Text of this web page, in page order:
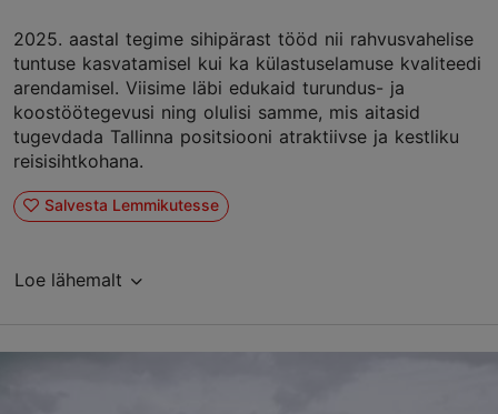
2025. aastal tegime sihipärast tööd nii rahvusvahelise
tuntuse kasvatamisel kui ka külastuselamuse kvaliteedi
arendamisel. Viisime läbi edukaid turundus- ja
koostöötegevusi ning olulisi samme, mis aitasid
tugevdada Tallinna positsiooni atraktiivse ja kestliku
reisisihtkohana.
Salvesta Lemmikutesse
Loe lähemalt